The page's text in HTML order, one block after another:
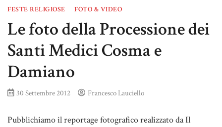
FESTE RELIGIOSE FOTO & VIDEO
Le foto della Processione dei
Santi Medici Cosma e
Damiano
30 Settembre 2012 Francesco Lauciello
Pubblichiamo il reportage fotografico realizzato da Il